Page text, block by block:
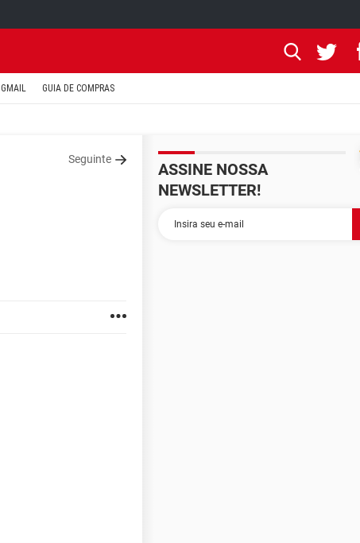
GMAIL GUIA DE COMPRAS
Seguinte
ASSINE NOSSA
NEWSLETTER!